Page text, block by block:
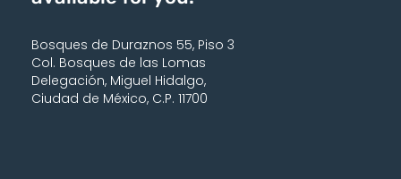
Bosques de Duraznos 55, Piso 3
Col. Bosques de las Lomas
Delegación, Miguel Hidalgo,
Ciudad de México, C.P. 11700